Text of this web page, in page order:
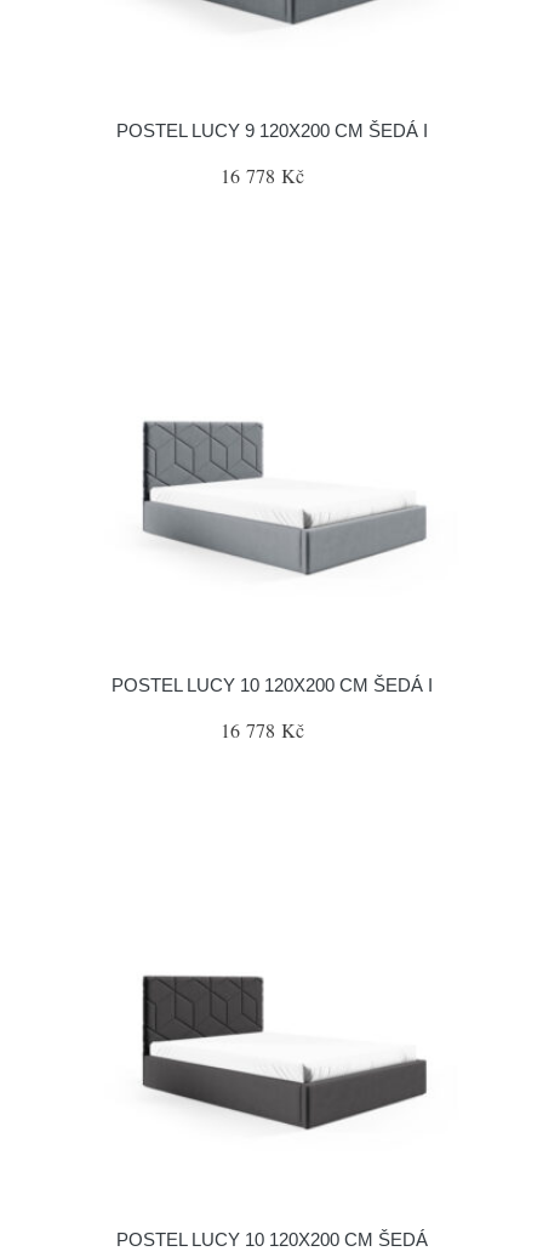
POSTEL LUCY 9 120X200 CM ŠEDÁ I
16 778 Kč
POSTEL LUCY 10 120X200 CM ŠEDÁ I
16 778 Kč
POSTEL LUCY 10 120X200 CM ŠEDÁ